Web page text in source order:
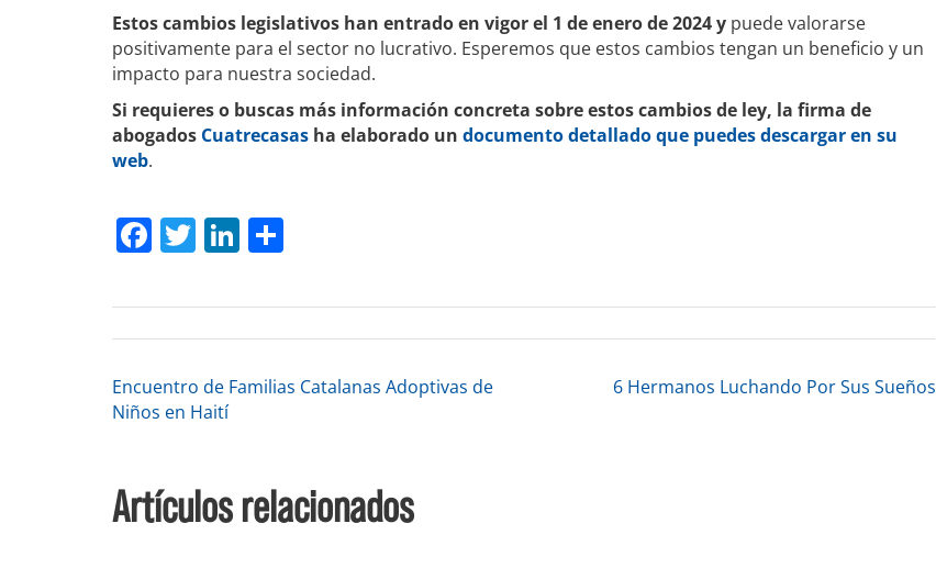
Estos cambios legislativos han entrado en vigor el 1 de enero de 2024 y puede valorarse
positivamente para el sector no lucrativo. Esperemos que estos cambios tengan un beneficio y un
impacto para nuestra sociedad.
Si requieres o buscas más información concreta sobre estos cambios de ley, la firma de
abogados Cuatrecasas ha elaborado un documento detallado que puedes descargar en su
web.
Facebook
TwitterLinkedIn
Navegación
entradas
Encuentro de Familias Catalanas Adoptivas de
Niños en Haití
6 Hermanos Luchando Por Sus Sueños
Artículos relacionados